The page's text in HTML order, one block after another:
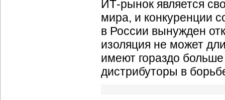
ИТ-рынок является
мира, и конкуренции
в России вынужден
изоляция не может
имеют гораздо
дистрибуторы в